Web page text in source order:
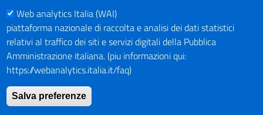
PAGAMENTI
SOCIAL NETWORKS
Pagina Facebook
Profilo Instagram
Web analytics Italia (WAI)
piattaforma nazionale di raccolta e analisi dei dati statistici
relativi al traffico dei siti e servizi digitali della Pubblica
Amministrazione italiana. (piu informazioni qui:
https://webanalytics.italia.it/faq)
Salva preferenze